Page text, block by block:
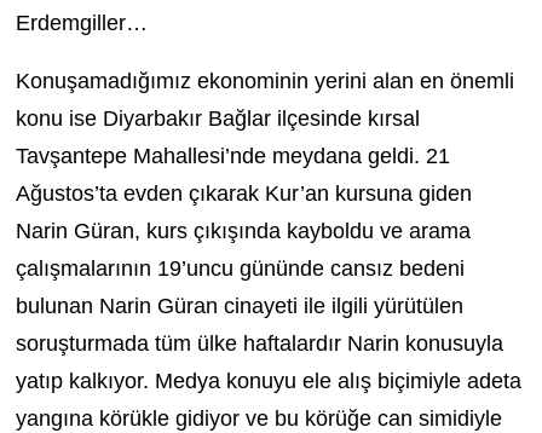
Erdemgiller…
Konuşamadığımız ekonominin yerini alan en önemli
konu ise Diyarbakır Bağlar ilçesinde kırsal
Tavşantepe Mahallesi’nde meydana geldi. 21
Ağustos’ta evden çıkarak Kur’an kursuna giden
Narin Güran, kurs çıkışında kayboldu ve arama
çalışmalarının 19’uncu gününde cansız bedeni
bulunan Narin Güran cinayeti ile ilgili yürütülen
soruşturmada tüm ülke haftalardır Narin konusuyla
yatıp kalkıyor. Medya konuyu ele alış biçimiyle adeta
yangına körükle gidiyor ve bu körüğe can simidiyle